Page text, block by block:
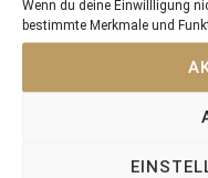
Wenn du deine Einwillligung
bestimmte Merkmale und
in training with S